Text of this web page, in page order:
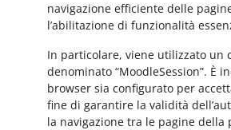
navigazione efficiente delle
l’abilitazione di funzionalità
In particolare, viene utilizzato un
denominato “MoodleSession”. È
browser sia configurato per
fine di garantire la validità
la navigazione tra le pagine della